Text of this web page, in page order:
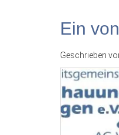
Ein
Geschrieben